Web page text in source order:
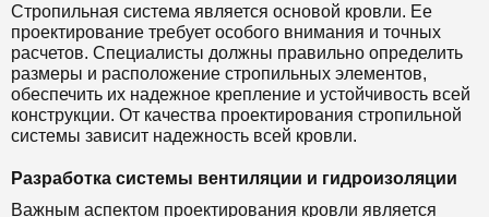
Стропильная система является основой кровли. Ее
проектирование требует особого внимания и точных
расчетов. Специалисты должны правильно определить
размеры и расположение стропильных элементов,
обеспечить их надежное крепление и устойчивость всей
конструкции. От качества проектирования стропильной
системы зависит надежность всей кровли.
Разработка системы вентиляции и гидроизоляции
Важным аспектом проектирования кровли является